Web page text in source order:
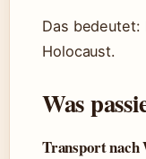
Das
Holocaust.
Was
Transport nach